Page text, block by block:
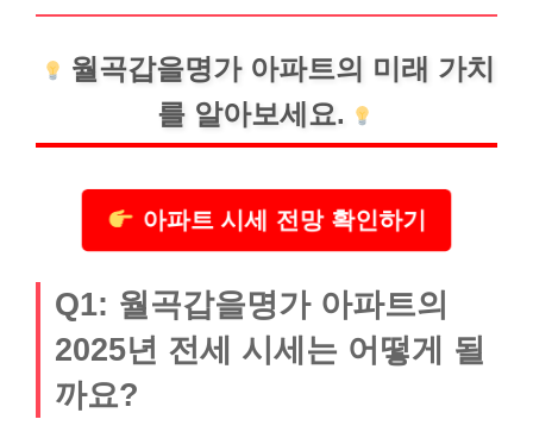
월곡갑을명가 아파트의 미래 가치
를 알아보세요.
아파트 시세 전망 확인하기
Q1: 월곡갑을명가 아파트의
2025년 전세 시세는 어떻게 될
까요?